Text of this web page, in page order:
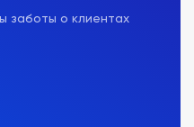
заботы о клиентах